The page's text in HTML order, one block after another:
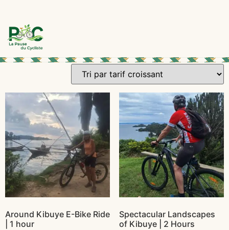
Around Kibuye E-Bike Ride
| 1 hour
Spectacular Landscapes
of Kibuye | 2 Hours